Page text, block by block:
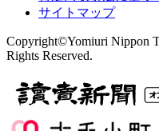
サイトマップ
Copyright©Yomiuri Nippon
Rights Reserved.